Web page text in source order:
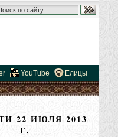
YouTube Елицы
22 ИЮЛЯ 2013
Г.